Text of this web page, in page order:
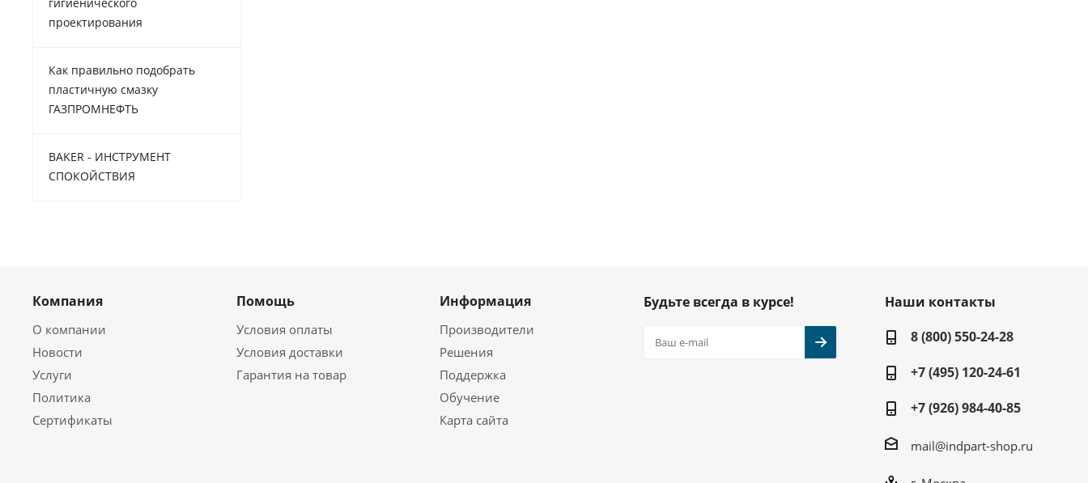
проектирования
Как правильно подобрать
пластичную смазку
ГАЗПРОМНЕФТЬ
BAKER - ИНСТРУМЕНТ
СПОКОЙСТВИЯ
Компания
О компании
Новости
Услуги
Политика
Сертификаты
Помощь
Условия оплаты
Условия доставки
Гарантия на товар
Информация
Производители
Решения
Поддержка
Обучение
Карта сайта
Будьте всегда в курсе!
Наши контакты
8 (800) 550-24-28
+7 (495) 120-24-61
+7 (926) 984-40-85
mail@indpart-shop.ru